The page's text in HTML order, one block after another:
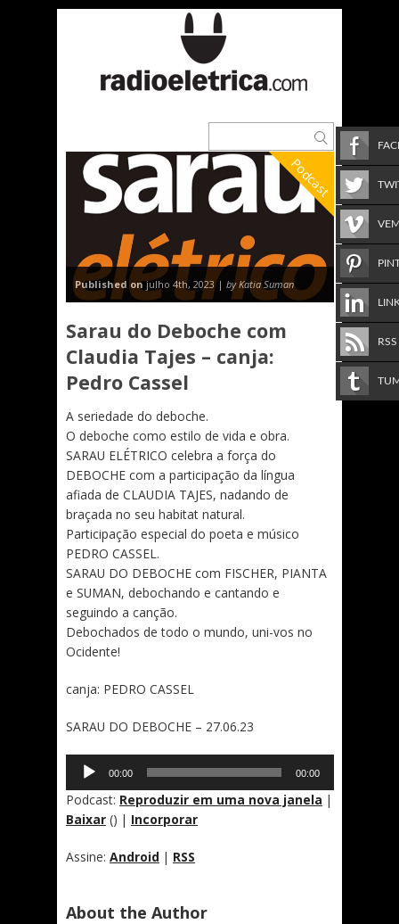
Podcast
Published onjulho 4th, 2023 | by Katia Suman
Sarau do Deboche com
Claudia Tajes – canja:
Pedro Cassel
A seriedade do deboche.
O deboche como estilo de vida e obra.
SARAU ELÉTRICO celebra a força do
DEBOCHE com a participação da língua
afiada de CLAUDIA TAJES, nadando de
braçada no seu habitat natural.
Participação especial do poeta e músico
PEDRO CASSEL.
SARAU DO DEBOCHE com FISCHER, PIANTA
e SUMAN, debochando e cantando e
seguindo a canção.
Debochados de todo o mundo, uni-vos no
Ocidente!
canja: PEDRO CASSEL
SARAU DO DEBOCHE – 27.06.23
Tocador
áudio
00:00 00:00
Podcast: Reproduzir em uma nova janela |
Baixar () | Incorporar
Assine: Android | RSS
About the Author
RSS